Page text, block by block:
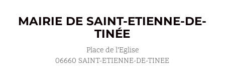
MAIRIE DE SAINT-ETIENNE-DE-
TINÉE
Place de l’Eglise
06660 SAINT-ETIENNE-DE-TINEE